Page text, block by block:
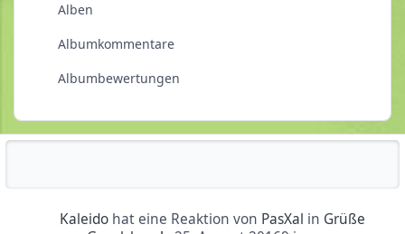
Alben
Albumkommentare
Albumbewertungen
Kaleido hat eine Reaktion von PasXal in Grüße